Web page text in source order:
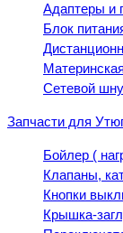
Адаптеры и
Блок
Сетевой
Запчасти для
Бойлер (
Клапаны,
Кнопки
Крышка-